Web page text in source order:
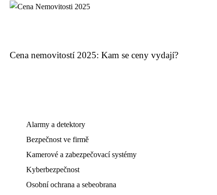
Cena nemovitostí 2025: Kam se ceny vydají?
Alarmy a detektory
Bezpečnost ve firmě
Kamerové a zabezpečovací systémy
Kyberbezpečnost
Osobní ochrana a sebeobrana